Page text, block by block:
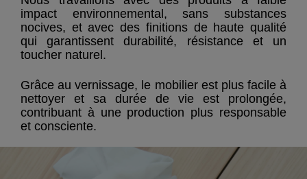
impact environnemental, sans substances
nocives, et avec des finitions de haute qualité
qui garantissent durabilité, résistance et un
toucher naturel.
Grâce au vernissage, le mobilier est plus facile à
nettoyer et sa durée de vie est prolongée,
contribuant à une production plus responsable
et consciente.